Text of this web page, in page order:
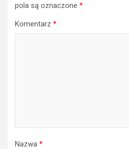
pola są oznaczone *
Komentarz *
Nazwa *